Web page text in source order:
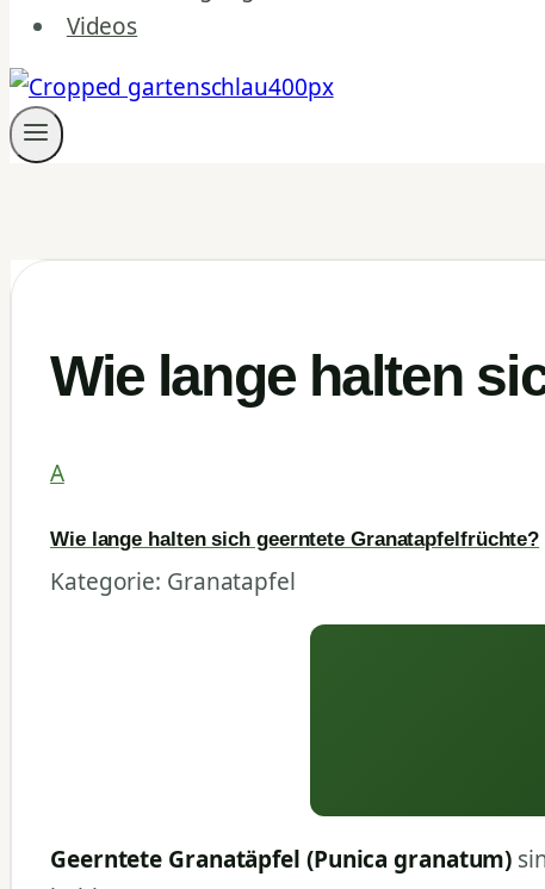
Videos
Wie lange halten
A
Wie lange halten sich geerntete Granatapfelfrüchte?
Kategorie: Granatapfel
Geerntete Granatäpfel (Punica granatum)